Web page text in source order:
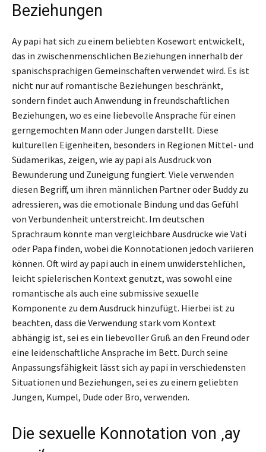
Beziehungen
Ay papi hat sich zu einem beliebten Kosewort entwickelt,
das in zwischenmenschlichen Beziehungen innerhalb der
spanischsprachigen Gemeinschaften verwendet wird. Es ist
nicht nur auf romantische Beziehungen beschränkt,
sondern findet auch Anwendung in freundschaftlichen
Beziehungen, wo es eine liebevolle Ansprache für einen
gerngemochten Mann oder Jungen darstellt. Diese
kulturellen Eigenheiten, besonders in Regionen Mittel- und
Südamerikas, zeigen, wie ay papi als Ausdruck von
Bewunderung und Zuneigung fungiert. Viele verwenden
diesen Begriff, um ihren männlichen Partner oder Buddy zu
adressieren, was die emotionale Bindung und das Gefühl
von Verbundenheit unterstreicht. Im deutschen
Sprachraum könnte man vergleichbare Ausdrücke wie Vati
oder Papa finden, wobei die Konnotationen jedoch variieren
können. Oft wird ay papi auch in einem unwiderstehlichen,
leicht spielerischen Kontext genutzt, was sowohl eine
romantische als auch eine submissive sexuelle
Komponente zu dem Ausdruck hinzufügt. Hierbei ist zu
beachten, dass die Verwendung stark vom Kontext
abhängig ist, sei es ein liebevoller Gruß an den Freund oder
eine leidenschaftliche Ansprache im Bett. Durch seine
Anpassungsfähigkeit lässt sich ay papi in verschiedensten
Situationen und Beziehungen, sei es zu einem geliebten
Jungen, Kumpel, Dude oder Bro, verwenden.
Die sexuelle Konnotation von ‚ay